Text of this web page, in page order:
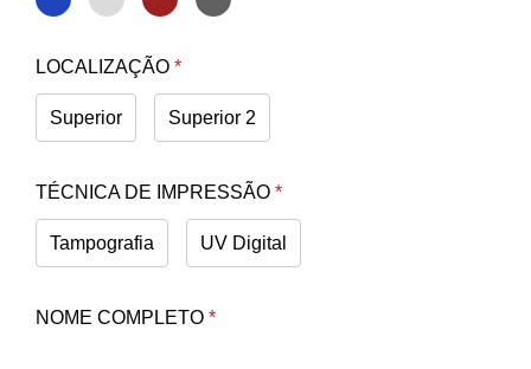
LOCALIZAÇÃO *
Superior Superior 2
TÉCNICA DE IMPRESSÃO *
Tampografia UV Digital
NOME COMPLETO *